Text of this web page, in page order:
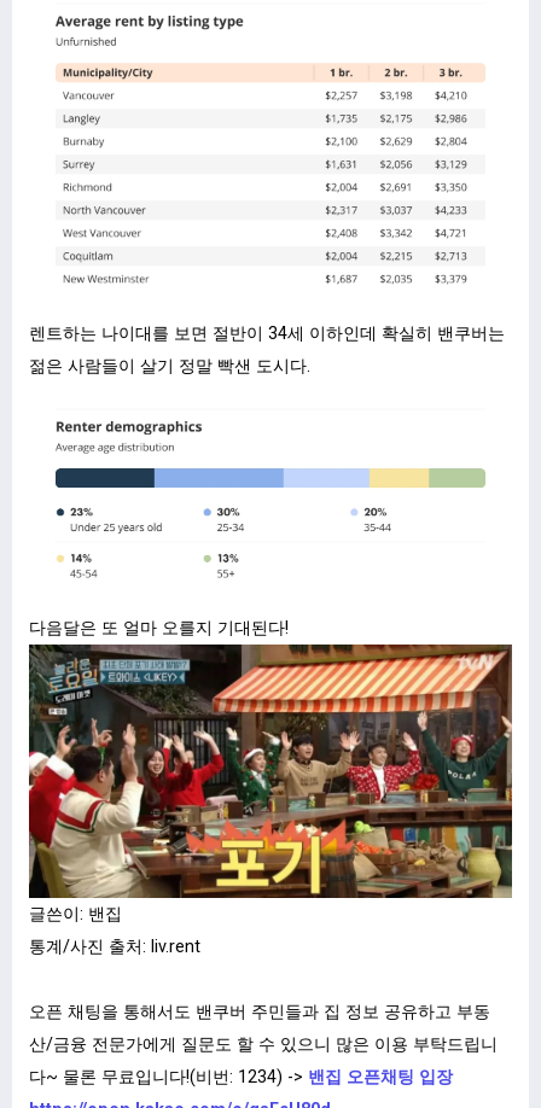
렌트하는 나이대를 보면 절반이 34세 이하인데 확실히 밴쿠버는
젊은 사람들이 살기 정말 빡샌 도시다.
다음달은 또 얼마 오를지 기대된다!
글쓴이: 밴집
통계/사진 출처: liv.rent
오픈 채팅을 통해서도 밴쿠버 주민들과 집 정보 공유하고 부동
산/금융 전문가에게 질문도 할 수 있으니 많은 이용 부탁드립니
다~ 물론 무료입니다!(비번: 1234) -> 밴집 오픈채팅 입장